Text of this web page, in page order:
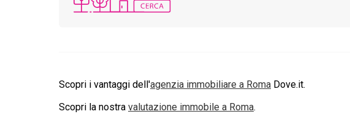
Scopri i vantaggi dell'agenzia immobiliare a Roma Dove.it.
Scopri la nostra valutazione immobile a Roma.